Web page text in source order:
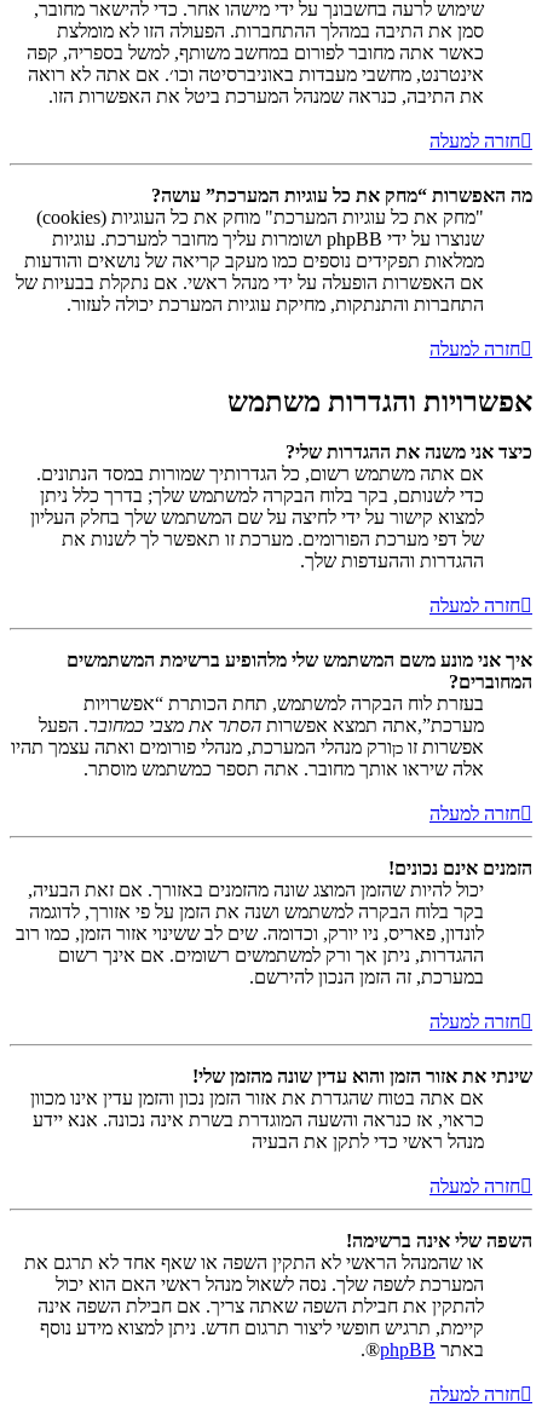
שימוש לרעה בחשבונך על ידי מישהו אחר. כדי להישאר מחובר,
סמן את התיבה במהלך ההתחברות. הפעולה הזו לא מומלצת
כאשר אתה מחובר לפורום במחשב משותף, למשל בספריה, קפה
אינטרנט, מחשבי מעבדות באוניברסיטה וכו׳. אם אתה לא רואה
את התיבה, כנראה שמנהל המערכת ביטל את האפשרות הזו.
חזרה למעלה
מה האפשרות “מחק את כל עוגיות המערכת” עושה?
"מחק את כל עוגיות המערכת" מוחק את כל העוגיות (cookies)
שנוצרו על ידי phpBB ושומרות עליך מחובר למערכת. עוגיות
ממלאות תפקידים נוספים כמו מעקב קריאה של נושאים והודעות
אם האפשרות הופעלה על ידי מנהל ראשי. אם נתקלת בבעיות של
התחברות והתנתקות, מחיקת עוגיות המערכת יכולה לעזור.
חזרה למעלה
אפשרויות והגדרות משתמש
כיצד אני משנה את ההגדרות שלי?
אם אתה משתמש רשום, כל הגדרותיך שמורות במסד הנתונים.
כדי לשנותם, בקר בלוח הבקרה למשתמש שלך; בדרך כלל ניתן
למצוא קישור על ידי לחיצה על שם המשתמש שלך בחלק העליון
של דפי מערכת הפורומים. מערכת זו תאפשר לך לשנות את
ההגדרות וההעדפות שלך.
חזרה למעלה
איך אני מונע משם המשתמש שלי מלהופיע ברשימת המשתמשים
המחוברים?
בעזרת לוח הבקרה למשתמש, תחת הכותרת “אפשרויות
מערכת”,אתה תמצא אפשרות הסתר את מצבי כמחובר. הפעל
אפשרות זו כןורק מנהלי המערכת, מנהלי פורומים ואתה עצמך תהיו
אלה שיראו אותך מחובר. אתה תספר כמשתמש מוסתר.
חזרה למעלה
הזמנים אינם נכונים!
יכול להיות שהזמן המוצג שונה מהזמנים באזורך. אם זאת הבעיה,
בקר בלוח הבקרה למשתמש ושנה את הזמן על פי אזורך, לדוגמה
לונדון, פאריס, ניו יורק, וכדומה. שים לב ששינוי אזור הזמן, כמו רוב
ההגדרות, ניתן אך ורק למשתמשים רשומים. אם אינך רשום
במערכת, זה הזמן הנכון להירשם.
חזרה למעלה
שינתי את אזור הזמן והוא עדין שונה מהזמן שלי!
אם אתה בטוח שהגדרת את אזור הזמן נכון והזמן עדין אינו מכוון
כראוי, אז כנראה והשעה המוגדרת בשרת אינה נכונה. אנא יידע
מנהל ראשי כדי לתקן את הבעיה
חזרה למעלה
השפה שלי אינה ברשימה!
או שהמנהל הראשי לא התקין השפה או שאף אחד לא תרגם את
המערכת לשפה שלך. נסה לשאול מנהל ראשי האם הוא יכול
להתקין את חבילת השפה שאתה צריך. אם חבילת השפה אינה
קיימת, תרגיש חופשי ליצור תרגום חדש. ניתן למצוא מידע נוסף
באתר phpBB
®.
חזרה למעלה